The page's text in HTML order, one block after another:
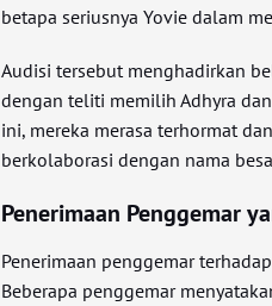
betapa seriusnya Yovie dalam
Audisi tersebut menghadirkan
dengan teliti memilih Adhyra
ini, mereka merasa terhormat
berkolaborasi dengan nama
Penerimaan Penggemar
Penerimaan penggemar
Beberapa penggemar